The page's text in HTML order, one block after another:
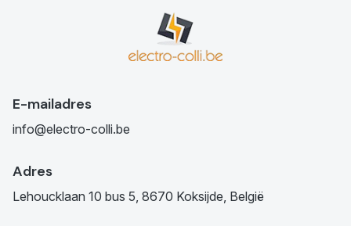
E-mailadres
info@electro-colli.be
Adres
Lehoucklaan 10 bus 5, 8670 Koksijde, België